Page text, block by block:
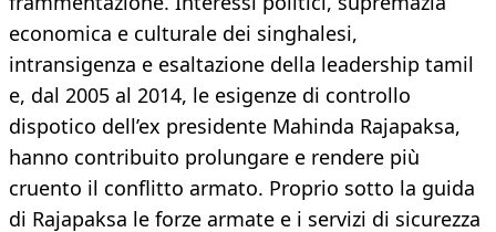
economica e culturale dei singhalesi,
intransigenza e esaltazione della leadership tamil
e, dal 2005 al 2014, le esigenze di controllo
dispotico dell’ex presidente Mahinda Rajapaksa,
hanno contribuito prolungare e rendere più
cruento il conflitto armato. Proprio sotto la guida
di Rajapaksa le forze armate e i servizi di sicurezza